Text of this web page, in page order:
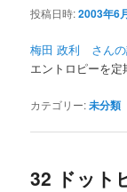
投稿日時:2003年6
梅田 政利 さん
エントロピーを定
カテゴリー:未分類
32 ドット